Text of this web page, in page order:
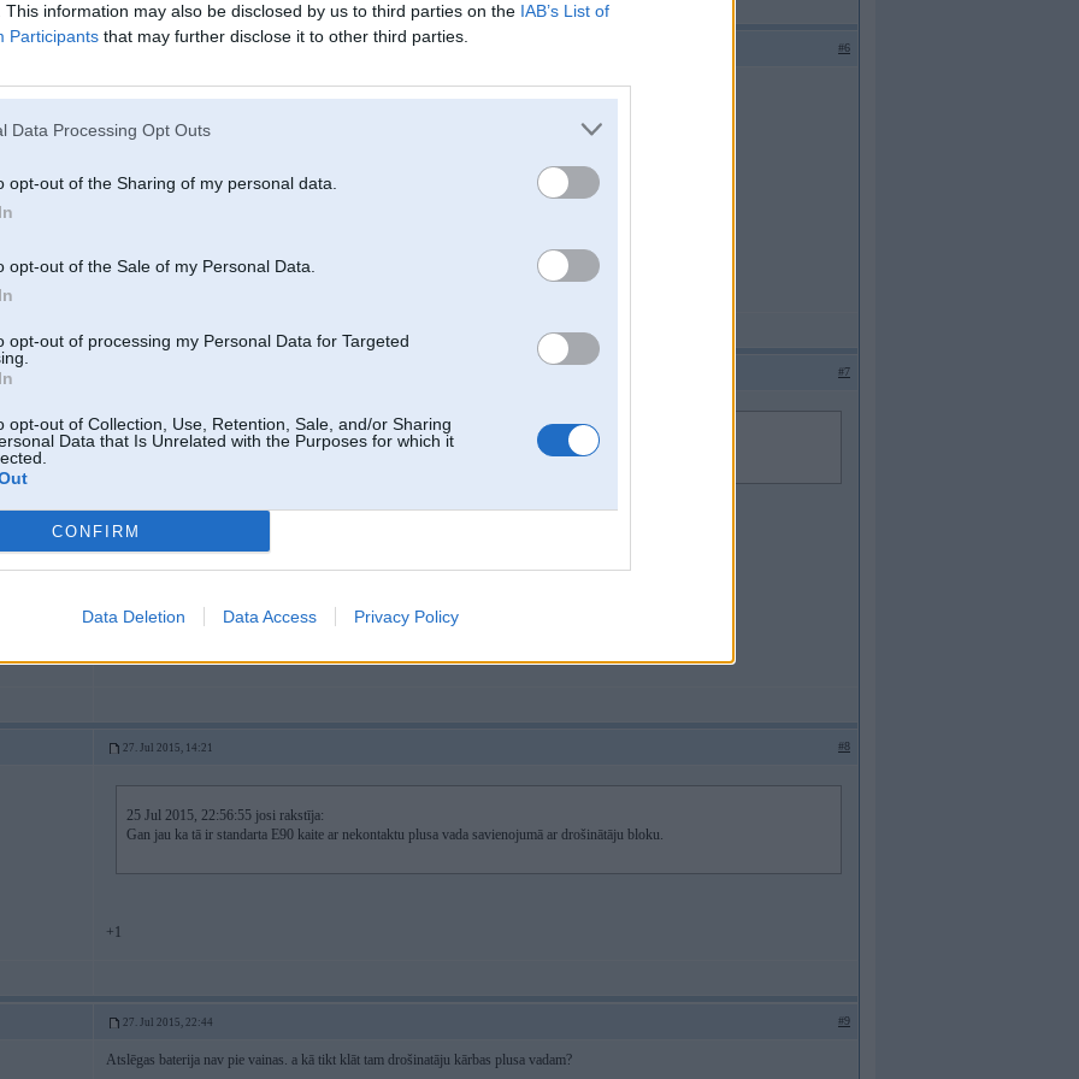
This information may also be disclosed by us to third parties on the IAB’s List of
Participants that may further disclose it to other third parties.
Data Processing Opt Outs
opt-out of the Sharing of my personal data.
opt-out of the Sale of my Personal Data.
opt-out of processing my Personal Data for Targeted
opt-out of Collection, Use, Retention, Sale, and/or Sharing
Data that Is Unrelated with the Purposes for which it
CONFIRM
Data Deletion Data Access Privacy Policy
25. Jul 2015, 22:56 #6
Gan jau ka tā ir standarta E90 kaite ar nekontaktu plusa vada savienojumā ar drošinātāju bloku.
#7
25 Jul 2015, 20:32:59 sikis83 rakstīja:
Tieshi tajos burtos ir taa sals! Nevajag tev tadu auto un nevajag vispar bmw, turpini braukt laimigs ar VW
27. Jul 2015, 14:21 #8
25 Jul 2015, 22:56:55 josi rakstīja:
Gan jau ka tā ir standarta E90 kaite ar nekontaktu plusa vada savienojumā ar drošinātāju bloku.
+1
27. Jul 2015, 22:44 #9
Atslēgas baterija nav pie vainas. a kā tikt klāt tam drošinatāju kārbas plusa vadam?